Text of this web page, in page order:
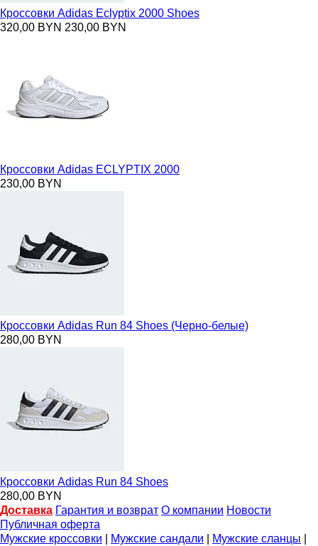
Кроссовки Adidas Eclyptix 2000 Shoes
320,00 BYN 230,00 BYN
Кроссовки Adidas ECLYPTIX 2000
230,00 BYN
Кроссовки Adidas Run 84 Shoes (Черно-белые)
280,00 BYN
Кроссовки Adidas Run 84 Shoes
280,00 BYN
Доставка Гарантия и возврат О компании Новости
Публичная оферта
Мужские кроссовки
Мужские сандали Мужские сланцы